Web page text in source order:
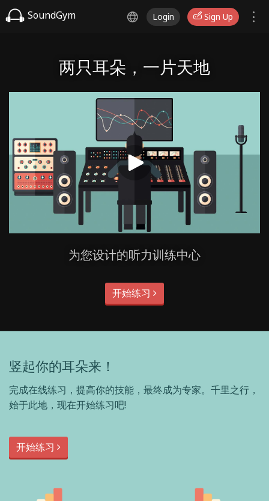
SoundGym Login Sign Up
两只耳朵，一片天地
为您设计的听力训练中心
开始练习
竖起你的耳朵来！
完成在线练习，提高你的技能，最终成为专家。千里之行，
始于此地，现在开始练习吧!
开始练习